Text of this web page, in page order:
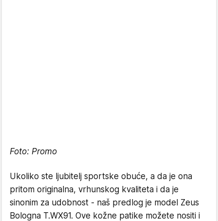
Foto: Promo
Ukoliko ste ljubitelj sportske obuće, a da je ona
pritom originalna, vrhunskog kvaliteta i da je
sinonim za udobnost - naš predlog je model Zeus
Bologna T.WX91. Ove kožne patike možete nositi i